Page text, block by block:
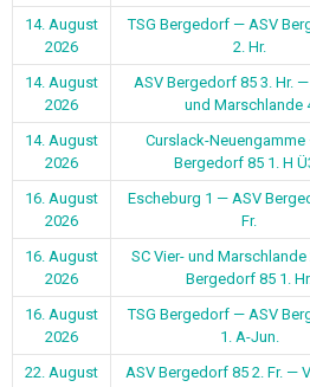
14. August
2026
TSG Bergedorf — ASV
2. Hr.
14. August
2026
ASV Bergedorf 85 3. Hr. —
und Marschlande
14. August
2026
Curslack-Neuengamme
Bergedorf 85 1. H
16. August
2026
Escheburg 1 — ASV
Fr.
16. August
2026
SC Vier- und
Bergedorf 85 1.
16. August
2026
TSG Bergedorf — ASV
1. A-Jun.
22. August
ASV Bergedorf 85 2. Fr. —